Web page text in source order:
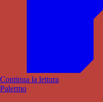
Continua la lettura
Palermo